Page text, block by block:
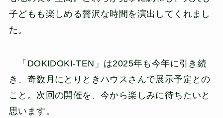
子どもも楽しめる贅沢な時間を演出してくれまし
た。
「DOKIDOKI-TEN」は2025年も今年に引き続
き、奇数月にとりときハウスさんで展示予定との
こと。次回の開催を、今から楽しみに待ちたいと
思います。